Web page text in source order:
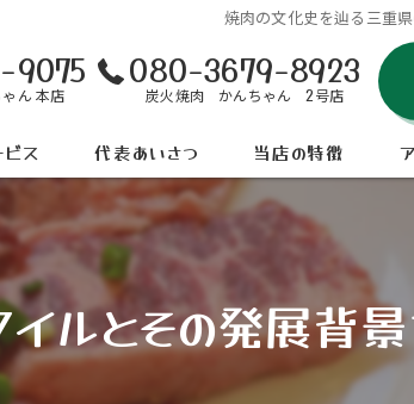
焼肉の文化史を辿る三重
9075
ん 本店
080-3679-8923
炭火焼肉 かんちゃん 2号店
ビス 代表あいさつ 当店の特徴
七輪
貸切
ルとその発展背